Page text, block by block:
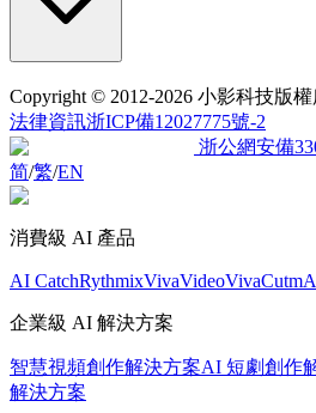
Copyright © 2012-2026 小影科技版
法律資訊浙ICP備12027775號-2
浙公網安備
简/繁/EN
消費級 AI 產品
AI CatchRythmixVivaVideoVivaCut
企業級 AI 解決方案
智慧視頻創作解決方案AI 短劇創作
解決方案